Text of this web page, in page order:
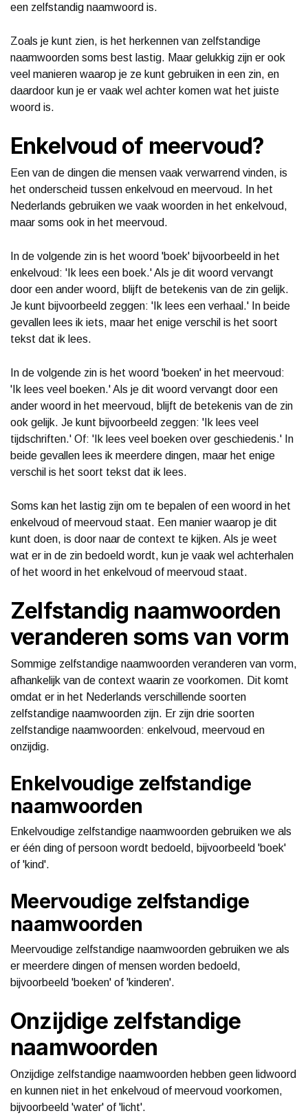
een zelfstandig naamwoord is.
Zoals je kunt zien, is het herkennen van zelfstandige
naamwoorden soms best lastig. Maar gelukkig zijn er ook
veel manieren waarop je ze kunt gebruiken in een zin, en
daardoor kun je er vaak wel achter komen wat het juiste
woord is.
Enkelvoud of meervoud?
Een van de dingen die mensen vaak verwarrend vinden, is
het onderscheid tussen enkelvoud en meervoud. In het
Nederlands gebruiken we vaak woorden in het enkelvoud,
maar soms ook in het meervoud.
In de volgende zin is het woord 'boek' bijvoorbeeld in het
enkelvoud: 'Ik lees een boek.' Als je dit woord vervangt
door een ander woord, blijft de betekenis van de zin gelijk.
Je kunt bijvoorbeeld zeggen: 'Ik lees een verhaal.' In beide
gevallen lees ik iets, maar het enige verschil is het soort
tekst dat ik lees.
In de volgende zin is het woord 'boeken' in het meervoud:
'Ik lees veel boeken.' Als je dit woord vervangt door een
ander woord in het meervoud, blijft de betekenis van de zin
ook gelijk. Je kunt bijvoorbeeld zeggen: 'Ik lees veel
tijdschriften.' Of: 'Ik lees veel boeken over geschiedenis.' In
beide gevallen lees ik meerdere dingen, maar het enige
verschil is het soort tekst dat ik lees.
Soms kan het lastig zijn om te bepalen of een woord in het
enkelvoud of meervoud staat. Een manier waarop je dit
kunt doen, is door naar de context te kijken. Als je weet
wat er in de zin bedoeld wordt, kun je vaak wel achterhalen
of het woord in het enkelvoud of meervoud staat.
Zelfstandig naamwoorden
veranderen soms van vorm
Sommige zelfstandige naamwoorden veranderen van vorm,
afhankelijk van de context waarin ze voorkomen. Dit komt
omdat er in het Nederlands verschillende soorten
zelfstandige naamwoorden zijn. Er zijn drie soorten
zelfstandige naamwoorden: enkelvoud, meervoud en
onzijdig.
Enkelvoudige zelfstandige
naamwoorden
Enkelvoudige zelfstandige naamwoorden gebruiken we als
er één ding of persoon wordt bedoeld, bijvoorbeeld 'boek'
of 'kind'.
Meervoudige zelfstandige
naamwoorden
Meervoudige zelfstandige naamwoorden gebruiken we als
er meerdere dingen of mensen worden bedoeld,
bijvoorbeeld 'boeken' of 'kinderen'.
Onzijdige zelfstandige
naamwoorden
Onzijdige zelfstandige naamwoorden hebben geen lidwoord
en kunnen niet in het enkelvoud of meervoud voorkomen,
bijvoorbeeld 'water' of 'licht'.